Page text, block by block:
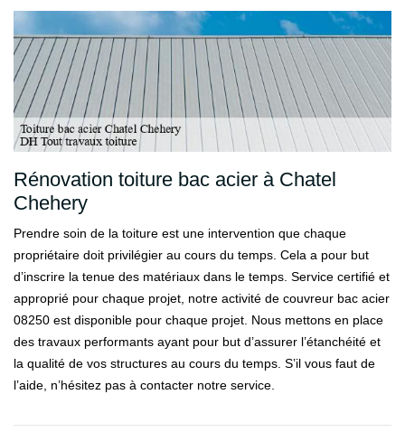
Rénovation toiture bac acier à Chatel
Chehery
Prendre soin de la toiture est une intervention que chaque
propriétaire doit privilégier au cours du temps. Cela a pour but
d’inscrire la tenue des matériaux dans le temps. Service certifié et
approprié pour chaque projet, notre activité de couvreur bac acier
08250 est disponible pour chaque projet. Nous mettons en place
des travaux performants ayant pour but d’assurer l’étanchéité et
la qualité de vos structures au cours du temps. S’il vous faut de
l’aide, n’hésitez pas à contacter notre service.